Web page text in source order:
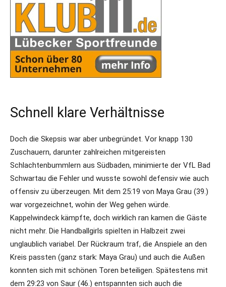
Schnell klare Verhältnisse
Doch die Skepsis war aber unbegründet. Vor knapp 130
Zuschauern, darunter zahlreichen mitgereisten
Schlachtenbummlern aus Südbaden, minimierte der VfL Bad
Schwartau die Fehler und wusste sowohl defensiv wie auch
offensiv zu überzeugen. Mit dem 25:19 von Maya Grau (39.)
war vorgezeichnet, wohin der Weg gehen würde.
Kappelwindeck kämpfte, doch wirklich ran kamen die Gäste
nicht mehr. Die Handballgirls spielten in Halbzeit zwei
unglaublich variabel. Der Rückraum traf, die Anspiele an den
Kreis passten (ganz stark: Maya Grau) und auch die Außen
konnten sich mit schönen Toren beteiligen. Spätestens mit
dem 29:23 von Saur (46.) entspannten sich auch die